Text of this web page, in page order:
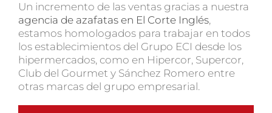
Un incremento de las ventas gracias a nuestra
agencia de azafatas en El Corte Inglés,
estamos homologados para trabajar en todos
los establecimientos del Grupo ECI desde los
hipermercados, como en Hipercor, Supercor,
Club del Gourmet y Sánchez Romero entre
otras marcas del grupo empresarial.